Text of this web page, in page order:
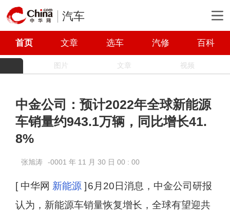
汽车
首页 文章 选车 汽修 百科
图片 文章 视频
中金公司：预计2022年全球新能源
车销量约943.1万辆，同比增长41.
8%
张旭涛 -0001 年 11 月 30 日 00 : 00
[ 中华网 新能源 ] 6月20日消息，中金公司研报
认为，新能源车销量恢复增长，全球有望迎共